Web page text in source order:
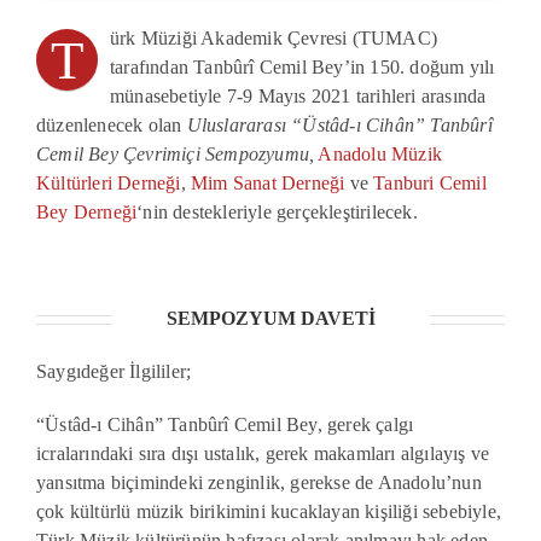
T
ürk Müziği Akademik Çevresi (TUMAC)
tarafından Tanbûrî Cemil Bey’in 150. doğum yılı
münasebetiyle 7-9 Mayıs 2021 tarihleri arasında
düzenlenecek olan Uluslararası “Üstâd-ı Cihân” Tanbûrî
Cemil Bey Çevrimiçi Sempozyumu, Anadolu Müzik
Kültürleri Derneği,Mim Sanat Derneği veTanburi Cemil
Bey Derneği‘nin destekleriyle gerçekleştirilecek.
SEMPOZYUM DAVETİ
Saygıdeğer İlgililer;
“Üstâd-ı Cihân” Tanbûrî Cemil Bey, gerek çalgı
icralarındaki sıra dışı ustalık, gerek makamları algılayış ve
yansıtma biçimindeki zenginlik, gerekse de Anadolu’nun
çok kültürlü müzik birikimini kucaklayan kişiliği sebebiyle,